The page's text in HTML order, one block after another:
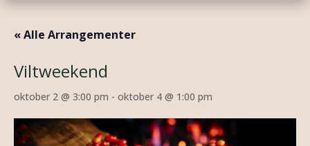
« Alle Arrangementer
Viltweekend
oktober 2 @ 3:00 pm - oktober 4 @ 1:00 pm